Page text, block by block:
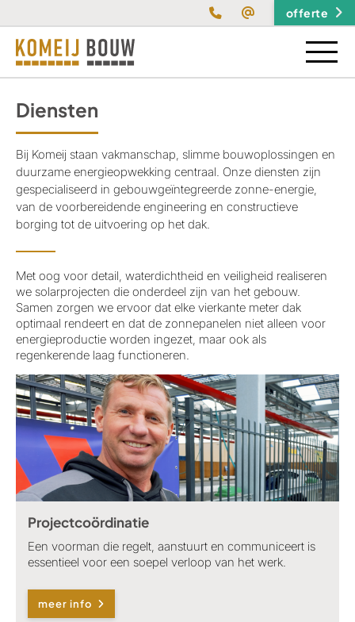
offerte
diensten
Projectcoördinatie
Montage
Installatie
projecten
contact
Diensten
Bij Komeij staan vakmanschap, slimme bouwoplossingen en
duurzame energieopwekking centraal. Onze diensten zijn
gespecialiseerd in gebouwgeïntegreerde zonne-energie,
van de voorbereidende engineering en constructieve
borging tot de uitvoering op het dak.
Met oog voor detail, waterdichtheid en veiligheid realiseren
we solarprojecten die onderdeel zijn van het gebouw.
Samen zorgen we ervoor dat elke vierkante meter dak
optimaal rendeert en dat de zonnepanelen niet alleen voor
energieproductie worden ingezet, maar ook als
regenkerende laag functioneren.
Projectcoördinatie
Een voorman die regelt, aanstuurt en communiceert is
essentieel voor een soepel verloop van het werk.
meer info